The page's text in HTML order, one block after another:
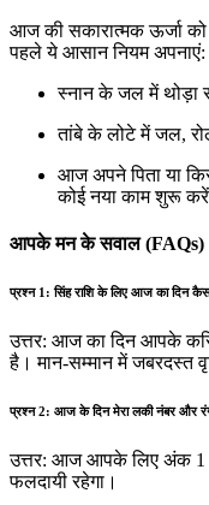
आज की सकारात्मक ऊर्जा
पहले ये आसान नियम अपनाएं:
स्नान के जल में थोड़ा
तांबे के लोटे में जल,
आज अपने पिता या
कोई नया काम शुरू
आपके मन के सवाल (FAQs)
प्रश्न 1: सिंह राशि के लिए आज का दिन कैसा
उत्तर: आज का दिन आपके
है। मान-सम्मान में जबरदस्त
प्रश्न 2: आज के दिन मेरा लकी नंबर और
उत्तर: आज आपके लिए अंक 1
फलदायी रहेगा।